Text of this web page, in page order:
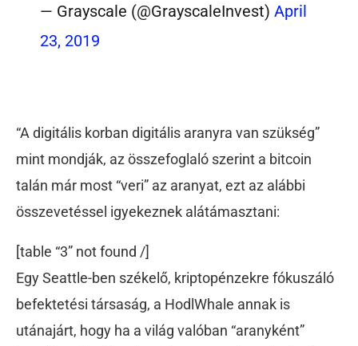
— Grayscale (@GrayscaleInvest)April
23, 2019
“A digitális korban digitális aranyra van szükség”
mint mondják, az összefoglaló szerint a bitcoin
talán már most “veri” az aranyat, ezt az alábbi
összevetéssel igyekeznek alátámasztani:
[table “3” not found /]
Egy Seattle-ben székelő, kriptopénzekre fókuszáló
befektetési társaság, a HodlWhale annak is
utánajárt, hogy ha a világ valóban “aranyként”